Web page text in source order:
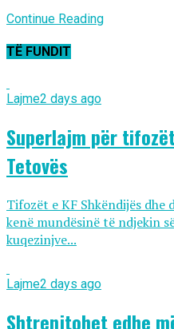
Continue Reading
TË FUNDIT
Lajme2 days ago
Superlajm për
Tetovës
Tifozët e KF Shkëndijës
kenë mundësinë të ndjekin
kuqezinjve...
Lajme2 days ago
Shtrenjtohet edhe